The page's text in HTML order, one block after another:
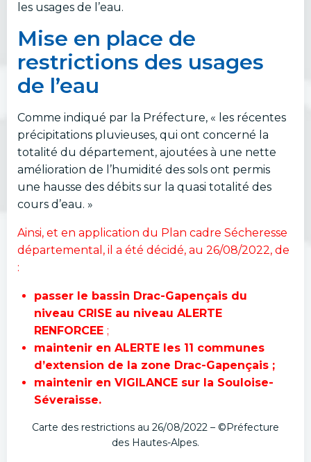
les usages de l’eau.
Mise en place de
restrictions des usages
de l’eau
Comme indiqué par la Préfecture, « les récentes
précipitations pluvieuses, qui ont concerné la
totalité du département, ajoutées à une nette
amélioration de l’humidité des sols ont permis
une hausse des débits sur la quasi totalité des
cours d’eau. »
Ainsi, et en application du Plan cadre Sécheresse
départemental, il a été décidé, au 26/08/2022, de
:
passer le bassin Drac-Gapençais du
niveau CRISE au niveau ALERTE
RENFORCEE ;
maintenir en ALERTE les 11 communes
d’extension de la zone Drac-Gapençais ;
maintenir en VIGILANCE sur la Souloise-
Séveraisse.
Carte des restrictions au 26/08/2022 – ©Préfecture
des Hautes-Alpes.